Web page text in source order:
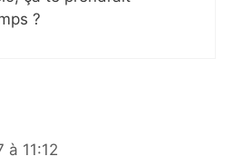
?
11:12